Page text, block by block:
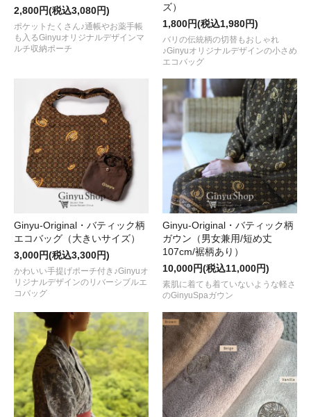
2,800円(税込3,080円)
ポケットたくさん♪通帳やお薬手帳
も入るGinyuオリジナルデザインマ
ルチ収納ポーチ
ズ）
1,800円(税込1,980円)
バリの伝統柄の切替もおしゃれ
♪Ginyuオリジナルデザインの小さめ
エコバッグ
Ginyu-Original・バティック柄
エコバッグ（大きいサイズ）
3,000円(税込3,300円)
かわいい手提げポーチ付き♪Ginyuオ
リジナルデザインのリバーシブルエ
コバッグ
Ginyu-Original・バティック柄
ガウン（男女兼用/短め丈
107cm/裾柄あり）
10,000円(税込11,000円)
素肌に着ても着ていないような軽さ
のGinyuSpaガウン